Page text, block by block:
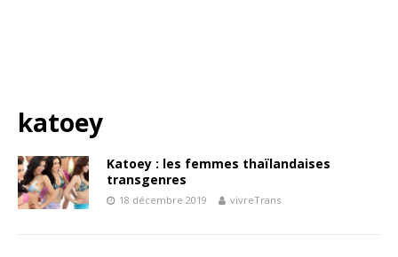
katoey
Katoey : les femmes thaïlandaises
transgenres
18 décembre 2019 vivreTrans